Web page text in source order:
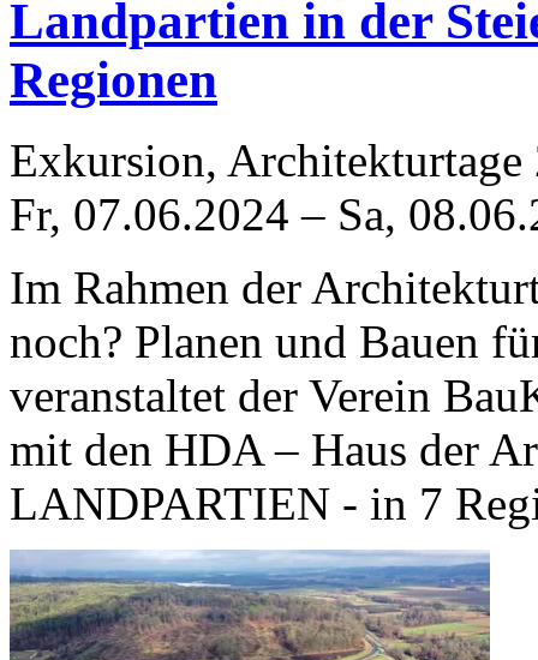
Landpartien in der
Regionen
Exkursion, Architekturtage
Fr, 07.06.2024 – Sa,
Im Rahmen der
noch? Planen und Bauen
veranstaltet der Verein
mit den HDA – Haus der
LANDPARTIEN - in 7